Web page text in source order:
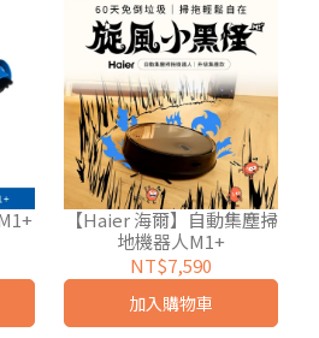
【Haier 海爾】自動集塵掃
地機器人M1+
NT$7,590
加入購物車